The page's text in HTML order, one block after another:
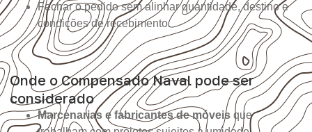
Fechar o pedido sem alinhar quantidade, destino e
condições de recebimento.
Onde o Compensado Naval pode ser
considerado
Marcenarias e fabricantes de móveis que